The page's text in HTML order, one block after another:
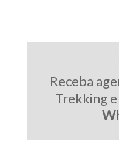
Receba
Trekking